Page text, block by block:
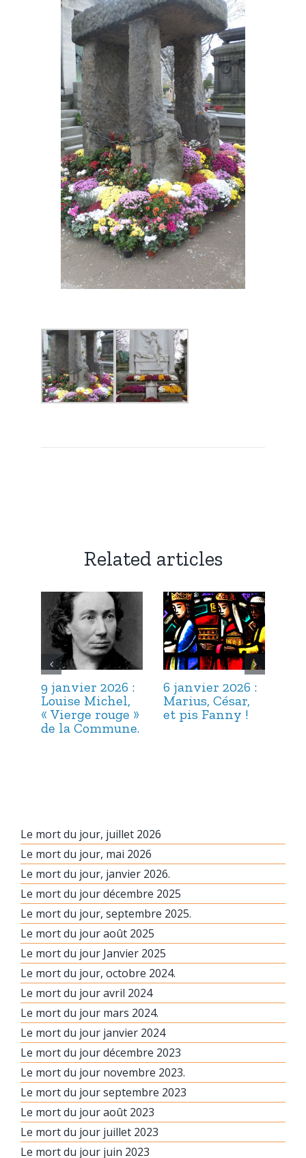
Related articles
9 janvier 2026 :
Louise Michel,
« Vierge rouge »
de la Commune.
6 janvier 2026 :
Marius, César,
et pis Fanny !
Le mort du jour, juillet 2026
Le mort du jour, mai 2026
Le mort du jour, janvier 2026.
Le mort du jour décembre 2025
Le mort du jour, septembre 2025.
Le mort du jour août 2025
Le mort du jour Janvier 2025
Le mort du jour, octobre 2024.
Le mort du jour avril 2024
Le mort du jour mars 2024.
Le mort du jour janvier 2024
Le mort du jour décembre 2023
Le mort du jour novembre 2023.
Le mort du jour septembre 2023
Le mort du jour août 2023
Le mort du jour juillet 2023
Le mort du jour juin 2023